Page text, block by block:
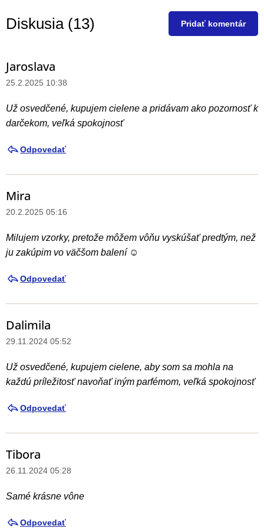
ý
s
h
o
d
o
t
e
n
Diskusia (13) Pridať komentár
V
ý
i
d
k
u
s
i
Jaroslava
25.2.2025 10:38
Už osvedčené, kupujem cielene a pridávam ako pozornosť k
darčekom, veľká spokojnosť
Odpovedať
Mira
20.2.2025 05:16
Milujem vzorky, pretože môžem vôňu vyskúšať predtým, než
ju zakúpim vo väčšom balení ☺️
Odpovedať
Dalimila
29.11.2024 05:52
Už osvedčené, kupujem cielene, aby som sa mohla na
každú príležitosť navoňať iným parfémom, veľká spokojnosť
Odpovedať
Tibora
26.11.2024 05:28
Samé krásne vône
Odpovedať